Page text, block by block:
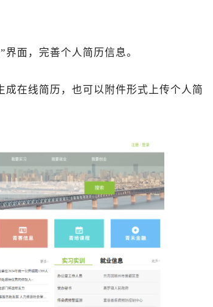
面，完善个人简历信息。
成在线简历，也可以附件形式上传个人简